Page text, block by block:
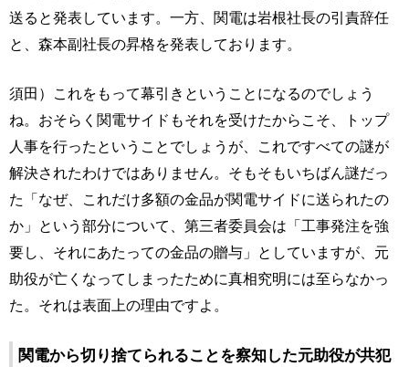
送ると発表しています。一方、関電は岩根社長の引責辞任
と、森本副社長の昇格を発表しております。
須田）これをもって幕引きということになるのでしょう
ね。おそらく関電サイドもそれを受けたからこそ、トップ
人事を行ったということでしょうが、これですべての謎が
解決されたわけではありません。そもそもいちばん謎だっ
た「なぜ、これだけ多額の金品が関電サイドに送られたの
か」という部分について、第三者委員会は「工事発注を強
要し、それにあたっての金品の贈与」としていますが、元
助役が亡くなってしまったために真相究明には至らなかっ
た。それは表面上の理由ですよ。
関電から切り捨てられることを察知した元助役が共犯